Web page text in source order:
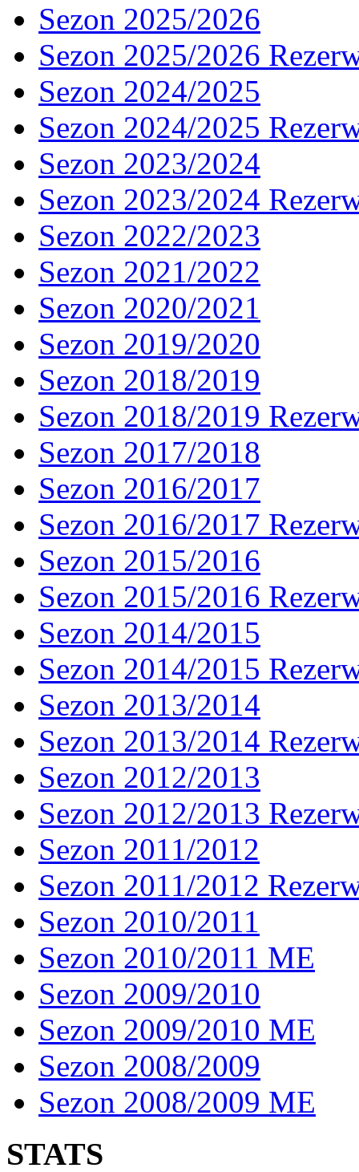
Sezon 2025/2026
Sezon 2025/2026
Sezon 2024/2025
Sezon 2024/2025
Sezon 2023/2024
Sezon 2023/2024
Sezon 2022/2023
Sezon 2021/2022
Sezon 2020/2021
Sezon 2019/2020
Sezon 2018/2019
Sezon 2018/2019
Sezon 2017/2018
Sezon 2016/2017
Sezon 2016/2017
Sezon 2015/2016
Sezon 2015/2016
Sezon 2014/2015
Sezon 2014/2015
Sezon 2013/2014
Sezon 2013/2014
Sezon 2012/2013
Sezon 2012/2013
Sezon 2011/2012
Sezon 2011/2012
Sezon 2010/2011
Sezon 2010/2011 ME
Sezon 2009/2010
Sezon 2009/2010 ME
Sezon 2008/2009
Sezon 2008/2009 ME
STATS